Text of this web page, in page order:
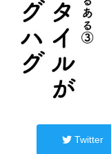
Twitter